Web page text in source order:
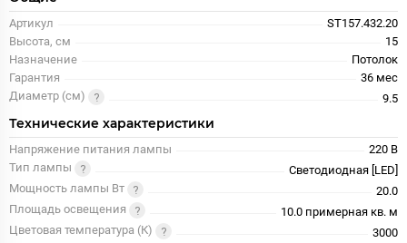
Артикул
ST157.432.20
Высота, см
15
Назначение
Потолок
Гарантия
36 меc
Диаметр (см)
9.5
Технические характеристики
Напряжение питания лампы
220 В
Тип лампы
Светодиодная [LED]
Мощность лампы Вт
20.0
Площадь освещения
10.0 примерная кв. м
Цветовая температура (К)
3000